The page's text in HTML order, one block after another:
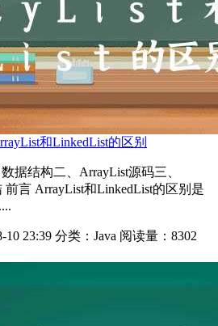
和LinkedList的区别
据结构二、ArrayList源码三、
前言 ArrayList和LinkedList的区别是
10 23:39 分类：Java 阅读量：8302